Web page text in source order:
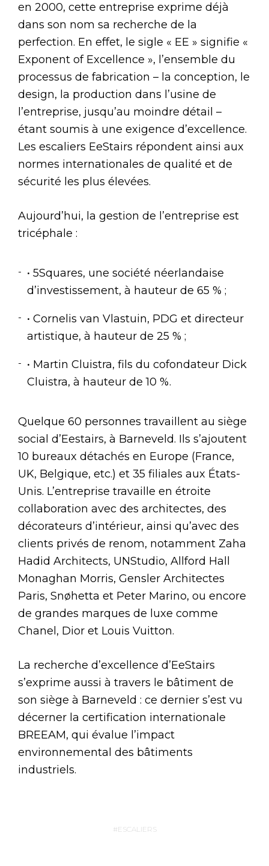
en 2000, cette entreprise exprime déjà
dans son nom sa recherche de la
perfection. En effet, le sigle « EE » signifie «
Exponent of Excellence », l’ensemble du
processus de fabrication – la conception, le
design, la production dans l’usine de
l’entreprise, jusqu’au moindre détail –
étant soumis à une exigence d’excellence.
Les escaliers EeStairs répondent ainsi aux
normes internationales de qualité et de
sécurité les plus élevées.
Aujourd’hui, la gestion de l’entreprise est
tricéphale :
• 5Squares, une société néerlandaise
d’investissement, à hauteur de 65 % ;
• Cornelis van Vlastuin, PDG et directeur
artistique, à hauteur de 25 % ;
• Martin Cluistra, fils du cofondateur Dick
Cluistra, à hauteur de 10 %.
Quelque 60 personnes travaillent au siège
social d’Eestairs, à Barneveld. Ils s’ajoutent
10 bureaux détachés en Europe (France,
UK, Belgique, etc.) et 35 filiales aux États-
Unis. L’entreprise travaille en étroite
collaboration avec des architectes, des
décorateurs d’intérieur, ainsi qu’avec des
clients privés de renom, notamment Zaha
Hadid Architects, UNStudio, Allford Hall
Monaghan Morris, Gensler Architectes
Paris, Snøhetta et Peter Marino, ou encore
de grandes marques de luxe comme
Chanel, Dior et Louis Vuitton.
La recherche d’excellence d’EeStairs
s’exprime aussi à travers le bâtiment de
son siège à Barneveld : ce dernier s’est vu
décerner la certification internationale
BREEAM, qui évalue l’impact
environnemental des bâtiments
industriels.
ESCALIERS